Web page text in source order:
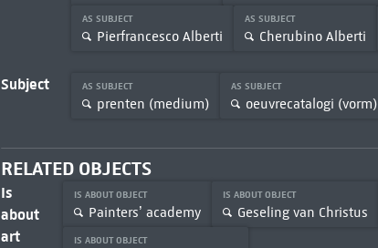
AS SUBJECT
Pierfrancesco Alberti
AS SUBJECT
Cherubino Alberti
Subject AS SUBJECT
prenten (medium)
AS SUBJECT
oeuvrecatalogi (vorm)
RELATED OBJECTS
Is
about
art
IS ABOUT OBJECT
Painters’ academy
IS ABOUT OBJECT
Geseling van Christus
IS ABOUT OBJECT